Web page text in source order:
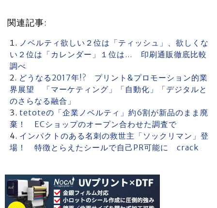
関連記事:
ノベルティ欲しい２位は「ティッシュ」、欲しくな
い２位は「カレンダー」１位は… 印刷通販徹底比較
調べ
どうなる2017年!? プリント&プロモーション的業
界展望 「マーケティング」「自動化」「デジタルと
のさらなる融合」
tetoteの「企業ノベルティ」約6割が新品のまま廃
棄！ ECショップのオープン合わせた調査で
インパクトのある名刺の救世主「ソックリマン」登
場！ 特徴とらえたシールで自己PR可能に crack